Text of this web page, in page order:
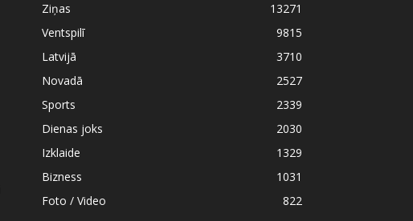
Ziņas
13271
Ventspilī
9815
Latvijā
3710
Novadā
2527
Sports
2339
Dienas joks
2030
Izklaide
1329
Bizness
1031
Foto / Video
822